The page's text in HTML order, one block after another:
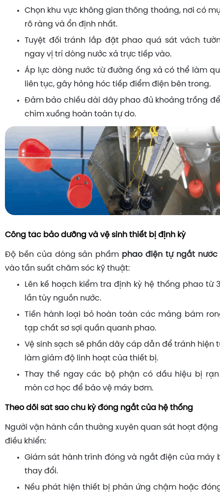
Chọn khu vực không gian thông thoáng, nơi có
rõ ràng và ổn định nhất.
Tuyệt đối tránh lắp đặt phao quá sát vách
ngay vị trí dòng nước xả trực tiếp vào.
Áp lực dòng nước từ đường ống xả có thể làm
liên tục, gây hỏng hóc tiếp điểm điện bên trong.
Đảm bảo chiều dài dây phao đủ khoảng trống
chìm xuống hoàn toàn tự do.
Công tác bảo dưỡng và vệ sinh thiết bị định kỳ
Độ bền của dòng sản phẩm phao điện tự ngắt nước
vào tần suất chăm sóc kỹ thuật:
Lên kế hoạch kiểm tra định kỳ hệ thống phao từ
lần tùy nguồn nước.
Tiến hành loại bỏ hoàn toàn các mảng bám
tạp chất sơ sợi quấn quanh phao.
Vệ sinh sạch sẽ phần dây cáp dẫn để tránh hiện
làm giảm độ linh hoạt của thiết bị.
Thay thế ngay các bộ phận có dấu hiệu bị
mòn cơ học để bảo vệ máy bơm.
Theo dõi sát sao chu kỳ đóng ngắt của hệ thống
Người vận hành cần thường xuyên quan sát hoạt
điều khiển:
Giám sát hành trình đóng và ngắt điện của máy
thay đổi.
Nếu phát hiện thiết bị phản ứng chậm hoặc